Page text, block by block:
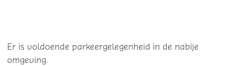
Er is voldoende parkeergelegenheid in de nabije
omgeving.